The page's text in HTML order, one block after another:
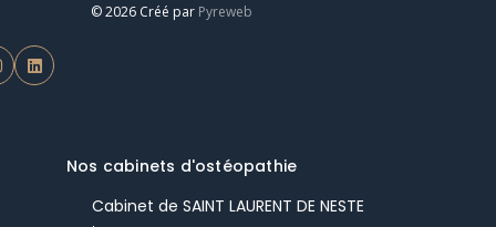
© 2026 Créé par Pyreweb
Nos cabinets d'ostéopathie
Cabinet de SAINT LAURENT DE NESTE